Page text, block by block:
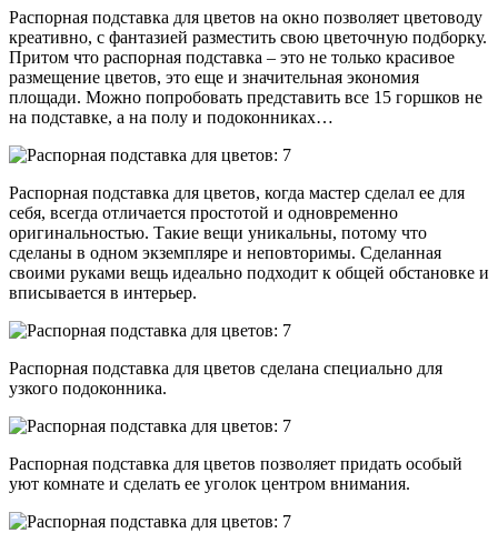
Распорная подставка для цветов на окно позволяет цветоводу
креативно, с фантазией разместить свою цветочную подборку.
Притом что распорная подставка – это не только красивое
размещение цветов, это еще и значительная экономия
площади. Можно попробовать представить все 15 горшков не
на подставке, а на полу и подоконниках…
Распорная подставка для цветов, когда мастер сделал ее для
себя, всегда отличается простотой и одновременно
оригинальностью. Такие вещи уникальны, потому что
сделаны в одном экземпляре и неповторимы. Сделанная
своими руками вещь идеально подходит к общей обстановке и
вписывается в интерьер.
Распорная подставка для цветов сделана специально для
узкого подоконника.
Распорная подставка для цветов позволяет придать особый
уют комнате и сделать ее уголок центром внимания.